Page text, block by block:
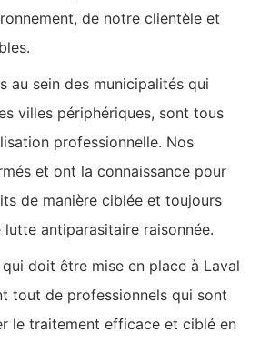
de notre clientèle et
au sein des municipalités qui
villes périphériques, sont tous
professionnelle. Nos
et ont la connaissance pour
de manière ciblée et toujours
antiparasitaire raisonnée.
doit être mise en place à Laval
tout de professionnels qui sont
le traitement efficace et ciblé en